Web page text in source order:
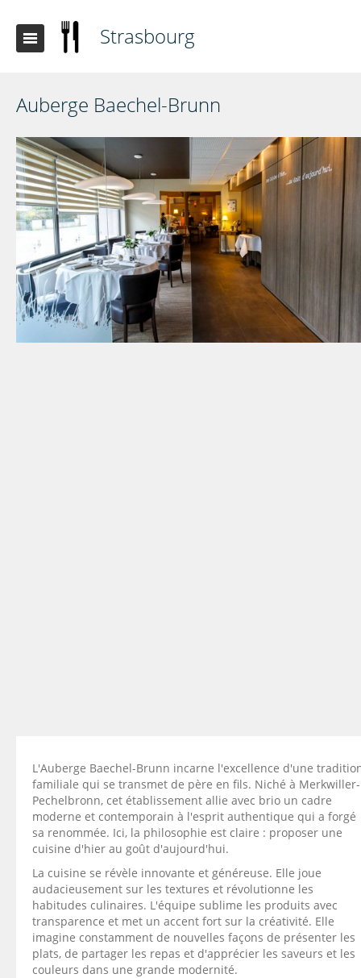
Strasbourg
Auberge Baechel-Brunn
L'Auberge Baechel-Brunn incarne l'excellence d'une
familiale qui se transmet de père en fils. Niché à Merkwiller-
Pechelbronn, cet établissement allie avec brio un cadre
moderne et contemporain à l'esprit authentique qui a forgé
sa renommée. Ici, la philosophie est claire : proposer une
cuisine d'hier au goût d'aujourd'hui.
La cuisine se révèle innovante et généreuse. Elle joue
audacieusement sur les textures et révolutionne les
habitudes culinaires. L'équipe sublime les produits avec
transparence et met un accent fort sur la créativité. Elle
imagine constamment de nouvelles façons de présenter les
plats, de partager les repas et d'apprécier les saveurs et les
couleurs dans une grande modernité.